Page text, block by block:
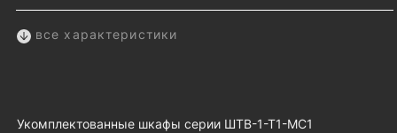
все характеристики
Укомплектованные шкафы серии ШТВ-1-Т1-MC1